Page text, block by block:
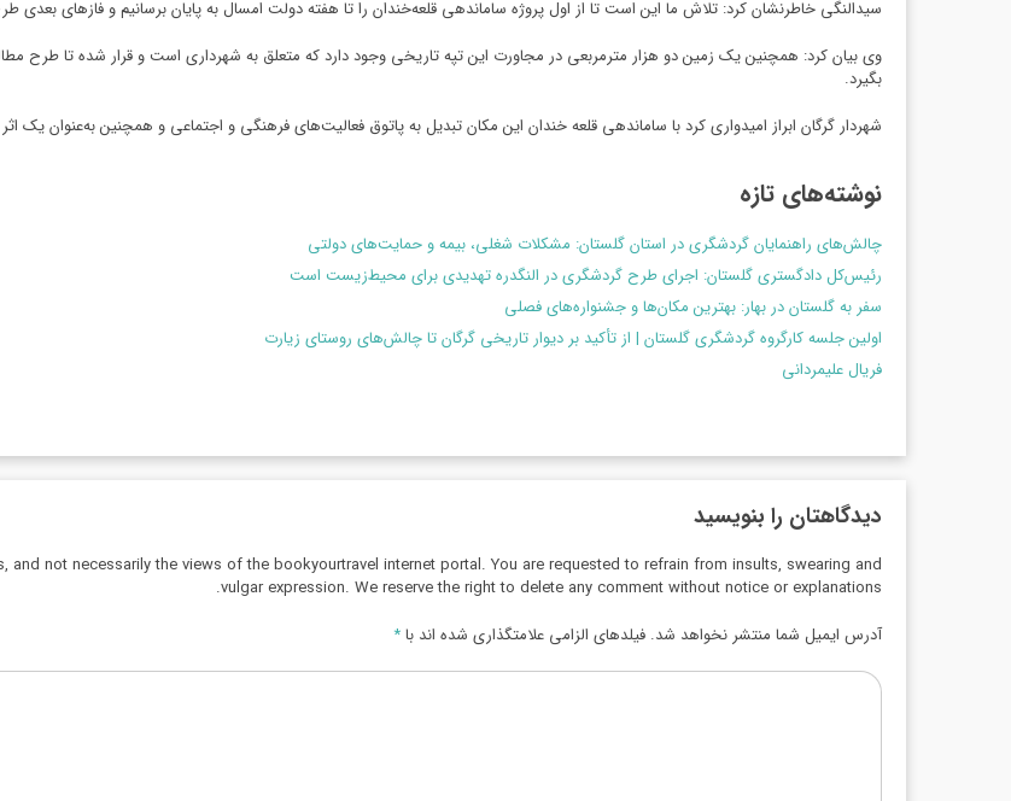
سیدالنگی خاطرنشان کرد: تلاش ما این است تا از اول پروژه ساماندهی قلعه‌خندان را تا هفته دولت امسال به پایان برسانیم و فازهای بعدی
وی بیان کرد: همچنین یک زمین دو هزار مترمربعی در مجاورت این تپه تاریخی وجود دارد که متعلق به شهرداری است و قرار شده تا طرح
بگیرد.
شهردار گرگان ابراز امیدواری کرد با ساماندهی قلعه خندان این مکان تبدیل به پاتوق فعالیت‌های فرهنگی و اجتماعی و همچنین به‌عنوان
نوشته‌های تازه
چالش‌های راهنمایان گردشگری در استان گلستان: مشکلات شغلی، بیمه و حمایت‌های دولتی
رئیس‌کل دادگستری گلستان: اجرای طرح گردشگری در النگدره تهدیدی برای محیط‌زیست است
سفر به گلستان در بهار: بهترین مکان‌ها و جشنواره‌های فصلی
اولین جلسه کارگروه گردشگری گلستان | از تأکید بر دیوار تاریخی گرگان تا چالش‌های روستای زیارت
فریال علیمردانی
دیدگاهتان را بنویسید
not necessarily the views of the bookyourtravel internet portal. You are requested to refrain from insults, swearing and
vulgar expression. We reserve the right to delete any comment without notice or explanations.
آدرس ایمیل شما منتشر نخواهد شد. فیلدهای الزامی علامتگذاری شده اند با*